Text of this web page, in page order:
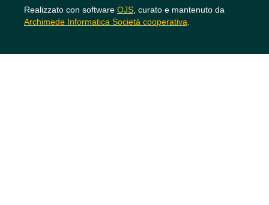
Realizzato con software OJS, curato e mantenuto da
Archimede Informatica Società cooperativa